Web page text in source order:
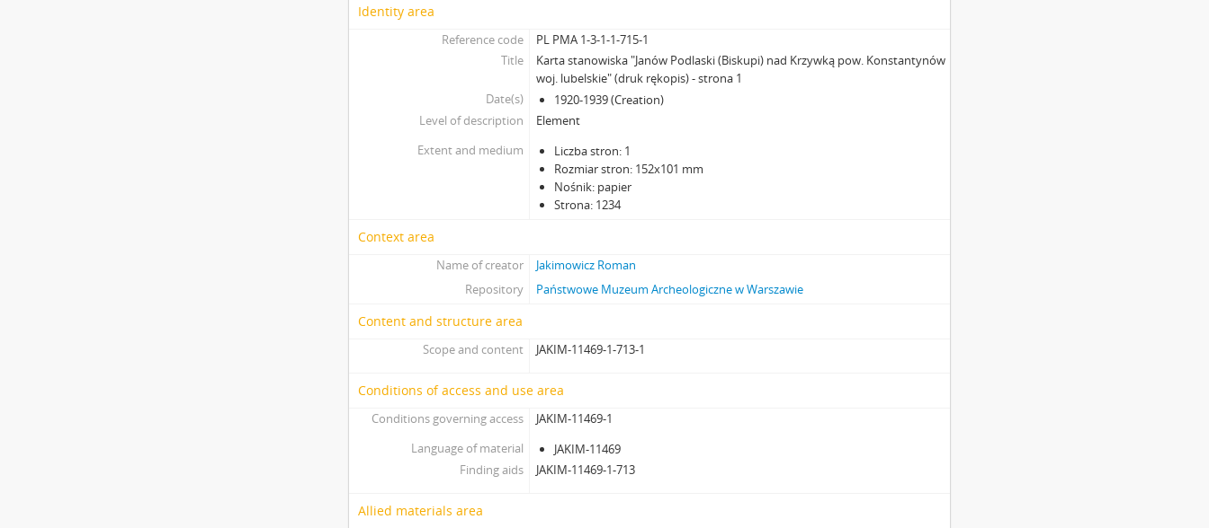
Identity area
Reference code
PL PMA 1-3-1-1-715-1
Title
Karta stanowiska "Janów Podlaski (Biskupi) nad Krzywką pow. Konstantynów
woj. lubelskie" (druk rękopis) - strona 1
Date(s)
1920-1939 (Creation)
Level of description
Element
Extent and medium
Liczba stron: 1
Rozmiar stron: 152x101 mm
Nośnik: papier
Strona: 1234
Context area
Name of creator
Jakimowicz Roman
Repository
Państwowe Muzeum Archeologiczne w Warszawie
Content and structure area
Scope and content JAKIM-11469-1-713-1
Conditions of access and use area
Conditions governing access
JAKIM-11469-1
Language of material
JAKIM-11469
Finding aids
JAKIM-11469-1-713
Allied materials area